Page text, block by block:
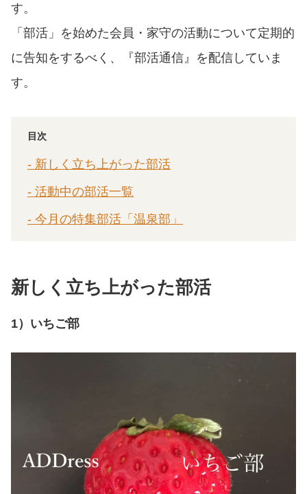
す。
「部活」を始めた会員・家守の活動について定期的
に告知をするべく、『部活通信』を配信していま
す。
目次
- 新しく立ち上がった部活
- 活動中の部活一覧
- 今月の特集部活「温泉部」
新しく立ち上がった部活
1）いちご部